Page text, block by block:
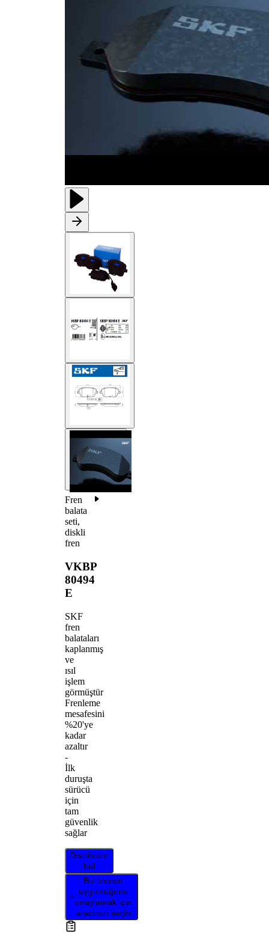
Fren
balata
seti,
diskli
fren
VKBP
80494
E
SKF
fren
balataları
kaplanmış
ve
ısıl
işlem
görmüştür
Frenleme
mesafesini
%20'ye
kadar
azaltır
-
İlk
duruşta
sürücü
için
tam
güvenlik
sağlar
Distribütör
bul
Bu ürünün
uygunluğunu
onaylamak için
aracınızı seçin